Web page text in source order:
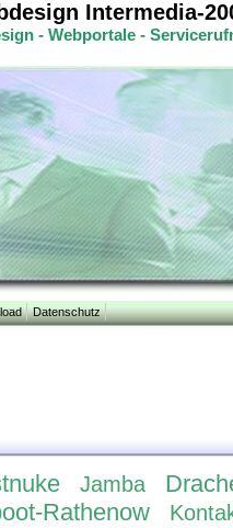
Intermedia-
- Webportale -
Datenschutz
Jamba
Rathenow